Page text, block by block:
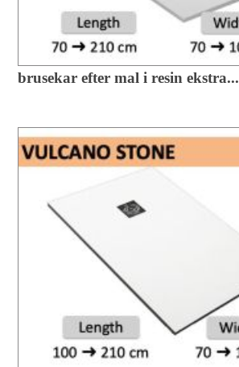
brusekar efter mal i resin ekstra...